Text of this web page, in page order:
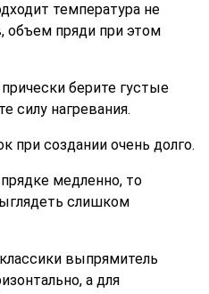
температура не
объем пряди при этом
берите густые
силу нагревания.
при создании очень долго.
медленно, то
слишком
выпрямитель
а для